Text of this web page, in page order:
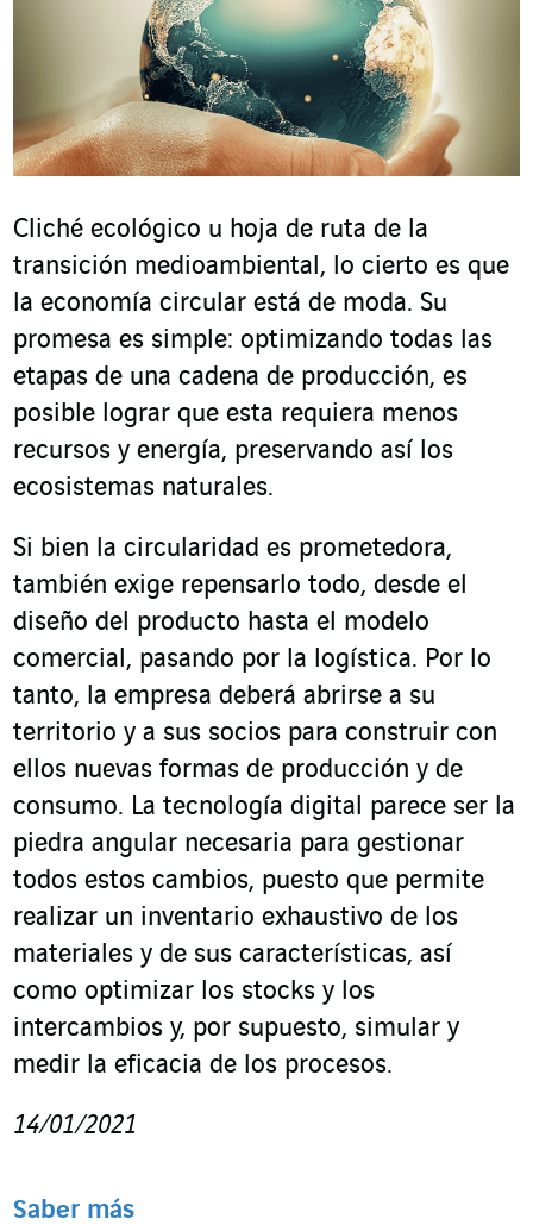
Cliché ecológico u hoja de ruta de la
transición medioambiental, lo cierto es que
la economía circular está de moda. Su
promesa es simple: optimizando todas las
etapas de una cadena de producción, es
posible lograr que esta requiera menos
recursos y energía, preservando así los
ecosistemas naturales.
Si bien la circularidad es prometedora,
también exige repensarlo todo, desde el
diseño del producto hasta el modelo
comercial, pasando por la logística. Por lo
tanto, la empresa deberá abrirse a su
territorio y a sus socios para construir con
ellos nuevas formas de producción y de
consumo. La tecnología digital parece ser la
piedra angular necesaria para gestionar
todos estos cambios, puesto que permite
realizar un inventario exhaustivo de los
materiales y de sus características, así
como optimizar los stocks y los
intercambios y, por supuesto, simular y
medir la eficacia de los procesos.
14/01/2021
Saber más